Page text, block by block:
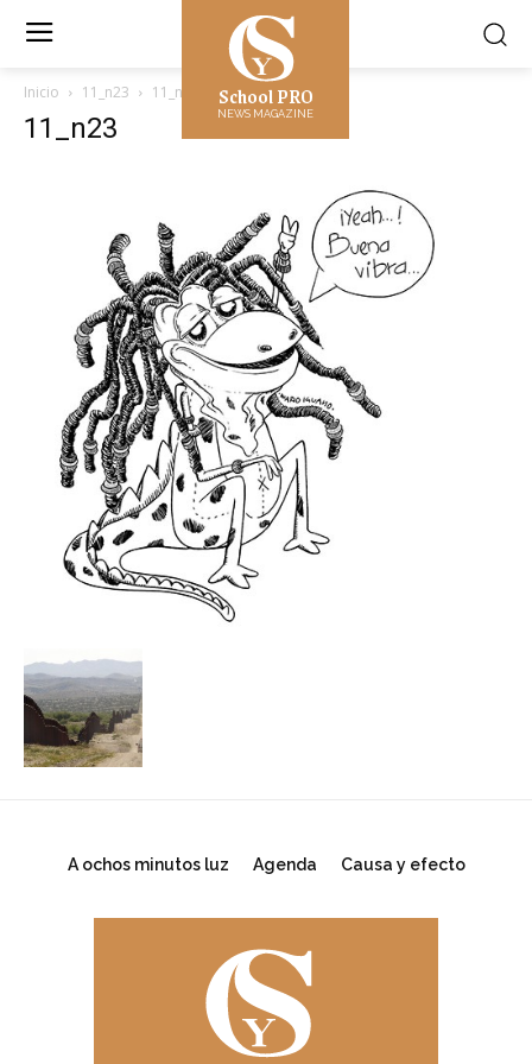
School PRO
NEWS MAGAZINE
Inicio 11_n23 11_n23
11_n23
A ochos minutos luz Agenda Causa y efecto